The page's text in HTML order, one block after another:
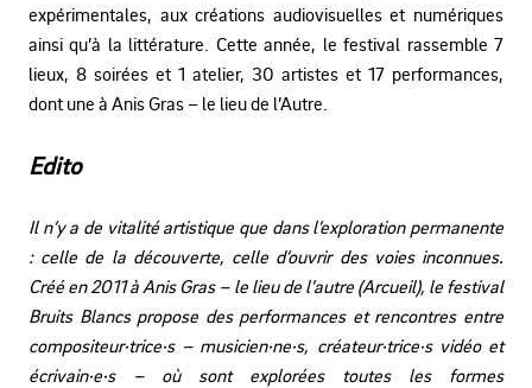
expérimentales, aux créations audiovisuelles et numériques
ainsi qu’à la littérature. Cette année, le festival rassemble 7
lieux, 8 soirées et 1 atelier, 30 artistes et 17 performances,
dont une à Anis Gras – le lieu de l’Autre.
Edito
Il n’y a de vitalité artistique que dans l’exploration permanente
: celle de la découverte, celle d’ouvrir des voies inconnues.
Créé en 2011 à Anis Gras – le lieu de l’autre (Arcueil), le festival
Bruits Blancs propose des performances et rencontres entre
compositeur·trice·s – musicien·ne·s, créateur·trice·s vidéo et
écrivain·e·s – où sont explorées toutes les formes